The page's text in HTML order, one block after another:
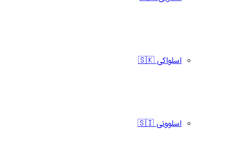
اسلواکی 🇸🇰
اسلوونی 🇸🇮